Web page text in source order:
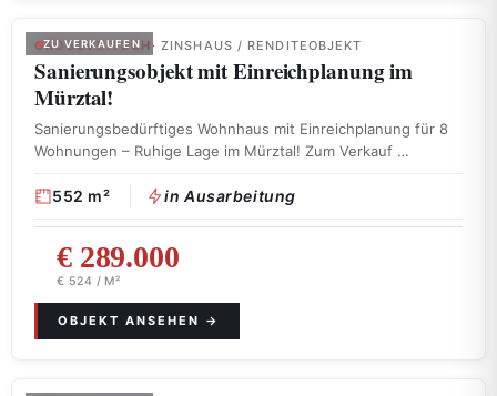
ZU VERKAUFEN
GROSSVEITSCH · ZINSHAUS / RENDITEOBJEKT
Sanierungsobjekt mit Einreichplanung im
Mürztal!
Sanierungsbedürftiges Wohnhaus mit Einreichplanung für 8
Wohnungen – Ruhige Lage im Mürztal! Zum Verkauf …
552 m² in Ausarbeitung
€ 289.000
€ 524 / M²